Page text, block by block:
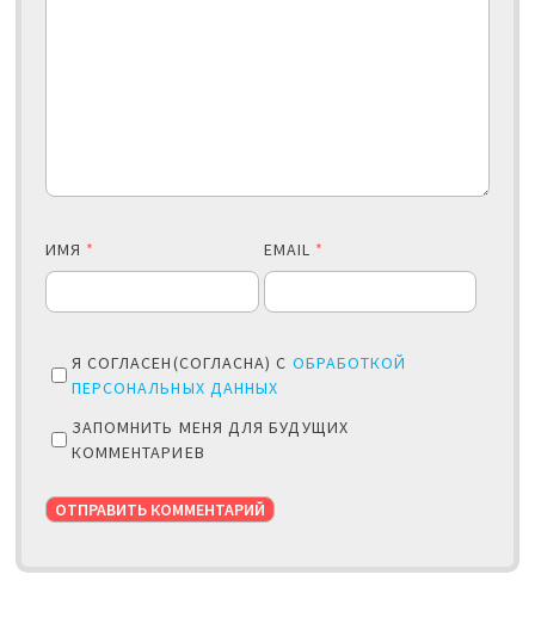
ИМЯ * EMAIL *
Я СОГЛАСЕН(СОГЛАСНА) С ОБРАБОТКОЙ
ПЕРСОНАЛЬНЫХ ДАННЫХ
ЗАПОМНИТЬ МЕНЯ ДЛЯ БУДУЩИХ
КОММЕНТАРИЕВ